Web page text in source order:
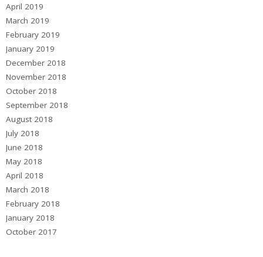
April 2019
March 2019
February 2019
January 2019
December 2018
November 2018
October 2018
September 2018
August 2018
July 2018
June 2018
May 2018
April 2018
March 2018
February 2018
January 2018
October 2017